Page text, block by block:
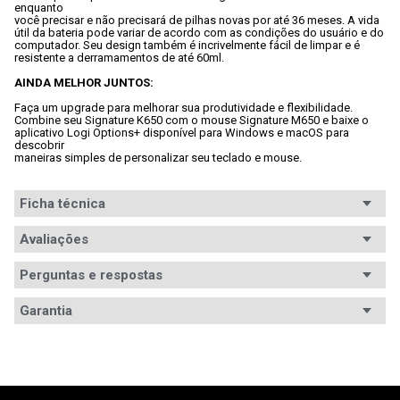
enquanto
você precisar e não precisará de pilhas novas por até 36 meses. A vida
útil da bateria pode variar de acordo com as condições do usuário e do
computador. Seu design também é incrivelmente fácil de limpar e é
resistente a derramamentos de até 60ml.
AINDA MELHOR JUNTOS:
Faça um upgrade para melhorar sua produtividade e flexibilidade.
Combine seu Signature K650 com o mouse Signature M650 e baixe o
aplicativo Logi Options+ disponível para Windows e macOS para
descobrir
maneiras simples de personalizar seu teclado e mouse.
Ficha técnica
Conteúdo da
embalagem
- Documentação do usuário;
- 2 pilhas AA (pré-instaladas);
- Teclado sem fio Signature K650 Comfort.
Conexão
Avaliações
Avaliações
ESCREVER AVALIAÇÃO
Perguntas e respostas
Garantia